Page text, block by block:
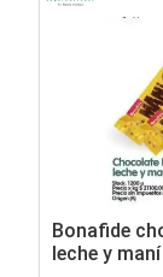
Bonafide
leche y maní